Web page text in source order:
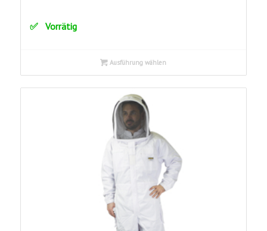
Vorrätig
Ausführung wählen